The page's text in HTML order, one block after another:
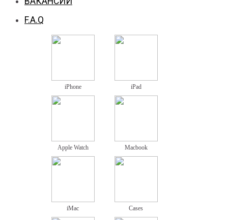
F.A.Q
iPhone iPad
Apple Watch Macbook
iMac Cases